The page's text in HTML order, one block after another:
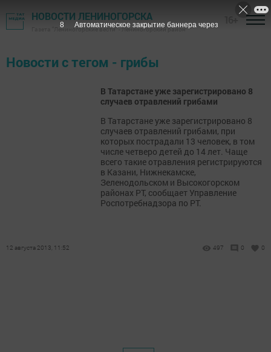
НОВОСТИ ЛЕНИНОГОРСКА
Газета "Лениногорские вести" - Лениногорский район
Новости с тегом - грибы
В Татарстане уже зарегистрировано 8
случаев отравлений грибами
В Татарстане уже зарегистрировано 8
случаев отравлений грибами, при
которых пострадали 13 человек, в том
числе четверо детей до 14 лет. Чаще
всего такие отравления регистрируются
в Казани, Нижнекамске,
Зеленодольском и Высокогорском
районах РТ, сообщает Управление
Роспотребнадзора по РТ.
12 августа 2013, 11:52 497 0 0
7 Автоматическое закрытие баннера через